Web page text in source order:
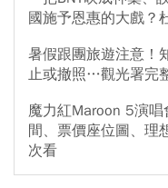
國施予恩惠的大戲？
暑假跟團旅遊注意！
止或撤照…觀光署完
魔力紅Maroon 5演
間、票價座位圖、理
次看